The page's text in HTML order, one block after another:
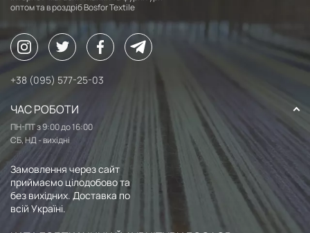
оптом та в роздріб Bosfor Textile
+38 (095) 577-25-03
ЧАС РОБОТИ
ПН-ПТ з 9:00 до 16:00
СБ, НД - вихідні
Замовлення через сайт
приймаємо цілодобово та
без вихідних. Доставка по
всій Україні.